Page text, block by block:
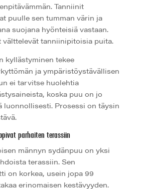
Tanniinit
puulle sen tumman värin ja
suojana hyönteisiä vastaan.
välttelevät tanniinipitoisia puita.
kyllästyminen tekee
ja ympäristöystävällisen
ei tarvitse huolehtia
koska puu on jo
luonnollisesti. Prosessi on täysin
parhaiten terassiin
männyn sydänpuu on yksi
terassiin. Sen
on korkea, usein jopa 99
erinomaisen kestävyyden.